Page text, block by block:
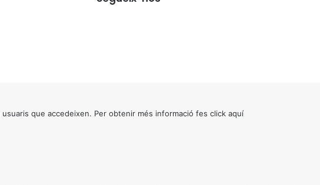
que accedeixen. Per obtenir més informació fes click aquí